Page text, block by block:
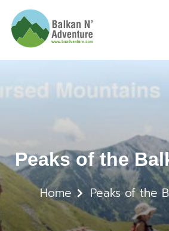
Peaks of the
Home Peaks of the